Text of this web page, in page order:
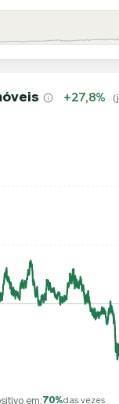
+27,8%
em:70%das vezes